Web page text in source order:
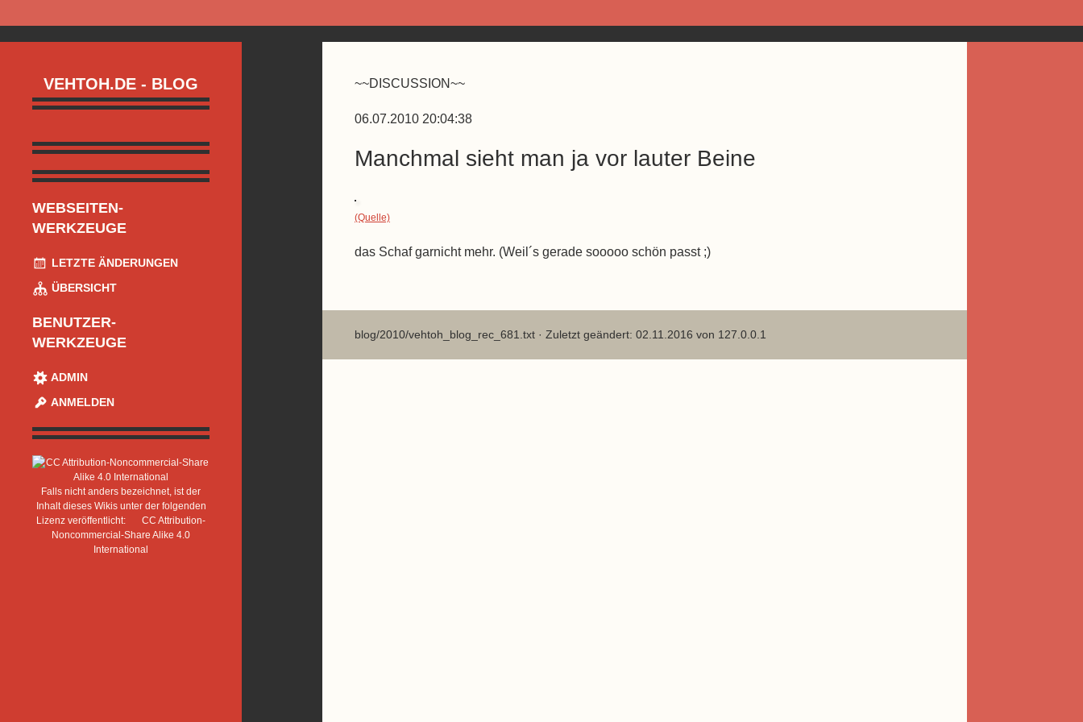
VEHTOH.DE - BLOG
WEBSEITEN-
WERKZEUGE
LETZTE ÄNDERUNGEN
ÜBERSICHT
BENUTZER-
WERKZEUGE
ADMIN
ANMELDEN
Falls nicht anders bezeichnet, ist der
Inhalt dieses Wikis unter der folgenden
Lizenz veröffentlicht:
CC Attribution-
Noncommercial-Share Alike 4.0
International
~~DISCUSSION~~
06.07.2010 20:04:38
Manchmal sieht man ja vor lauter Beine
(Quelle)
das Schaf garnicht mehr. (Weil´s gerade sooooo schön passt ;)
blog/2010/vehtoh_blog_rec_681.txt · Zuletzt geändert: 02.11.2016 von 127.0.0.1